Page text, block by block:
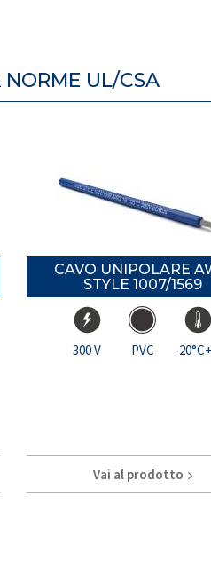
UL/CSA
CAVO UNIPOLARE
STYLE 1007/1569
300 V PVC -
Vai al prodotto